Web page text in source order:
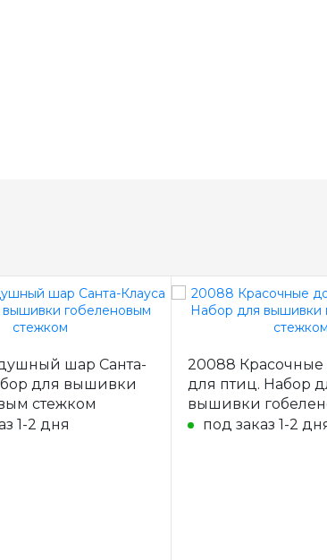
шар Санта-
для вышивки
стежком
1-2 дня
20088
для птиц. Набор
вышивки
стежком
под заказ 1-2